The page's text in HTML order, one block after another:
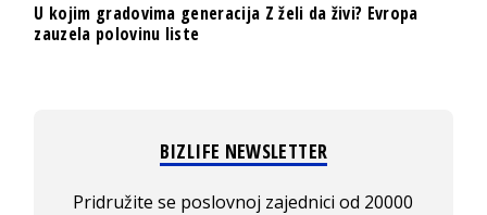
U kojim gradovima generacija Z želi da živi? Evropa
zauzela polovinu liste
BIZLIFE NEWSLETTER
Pridružite se poslovnoj zajednici od 20000